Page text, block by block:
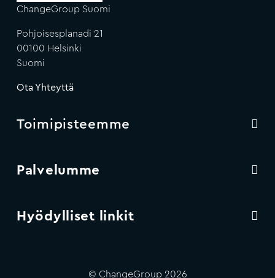
ChangeGroup Suomi
Pohjoisesplanadi 21
00100 Helsinki
Suomi
Ota Yhteyttä
Toimipisteemme
Palvelumme
Hyödylliset linkit
© ChangeGroup 2026